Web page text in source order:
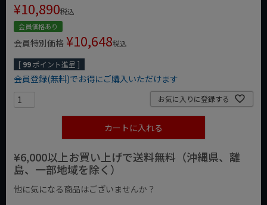
¥10,890税込
会員価格あり
会員特別価格 ¥10,648税込
[ 99ポイント進呈 ]
会員登録(無料)でお得にご購入いただけます
お気に入りに登録する
カートに入れる
¥6,000以上お買い上げで送料無料（沖縄県、離
島、一部地域を除く）
他に気になる商品はございませんか？